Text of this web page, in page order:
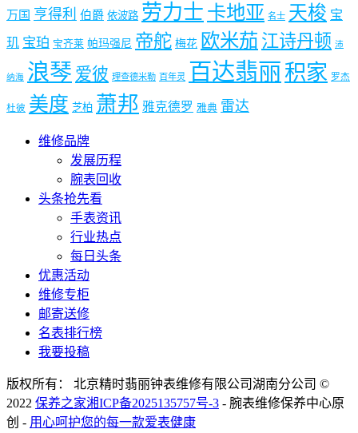
万国 亨得利 伯爵 依波路 劳力士 卡地亚 名士 天梭 宝
玑 宝珀 宝齐莱 帕玛强尼 帝舵 梅花 欧米茄 江诗丹顿 沛
纳海 浪琴 爱彼 理查德米勒 百年灵 百达翡丽 积家 罗杰
杜彼 美度 芝柏 萧邦 雅克德罗 雅典 雷达
维修品牌
发展历程
腕表回收
头条抢先看
手表资讯
行业热点
每日头条
优惠活动
维修专柜
邮寄送修
名表排行榜
我要投稿
版权所有： 北京精时翡丽钟表维修有限公司湖南分公司 ©
2022 保养之家湘ICP备2025135757号-3 - 腕表维修保养中心原
创 - 用心呵护您的每一款爱表健康